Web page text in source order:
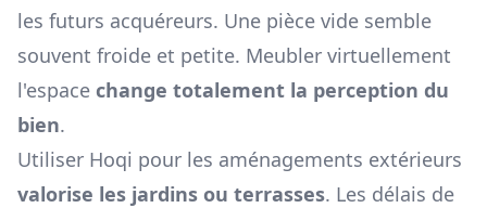
les futurs acquéreurs. Une pièce vide semble
souvent froide et petite. Meubler virtuellement
l'espace change totalement la perception du
bien.
Utiliser Hoqi pour les aménagements extérieurs
valorise les jardins ou terrasses. Les délais de